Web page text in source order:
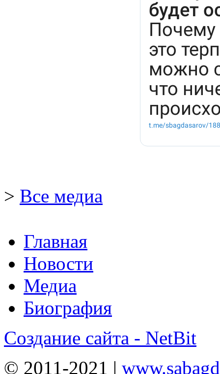
> Все медиа
Главная
Новости
Медиа
Биография
Создание сайта - NetBit
© 2011-2021 |